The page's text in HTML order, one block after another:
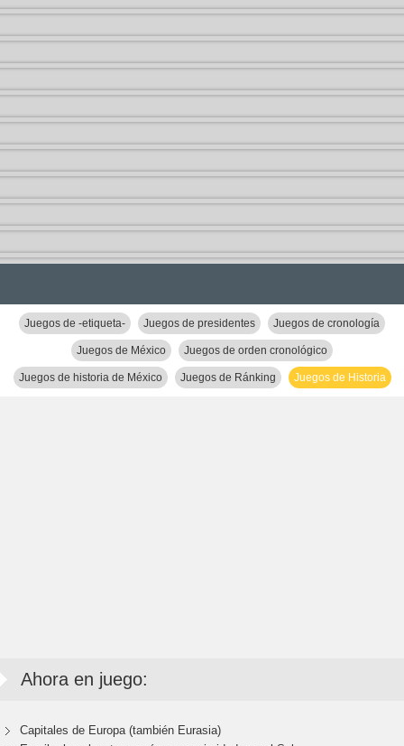
Juegos de -etiqueta- Juegos de presidentes Juegos de cronología
Juegos de México Juegos de orden cronológico
Juegos de historia de México Juegos de Ránking Juegos de Historia
Ahora en juego:
Capitales de Europa (también Eurasia)